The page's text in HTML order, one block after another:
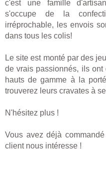
c'est une famille
s'occupe de la
irréprochable, les envois
dans tous les colis!
Le site est monté par des
de vrais passionnés, ils
hauts de gamme à la
trouverez leurs cravates à
N'hésitez plus !
Vous avez déjà
client nous intéresse !